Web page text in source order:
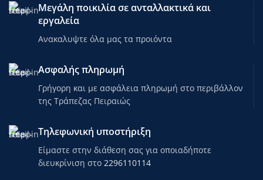
Μεγάλη ποικιλία σε ανταλλακτικά και
εργαλεία
Ανακαλυψτε όλα μας τα προιόντα
Ασφαλής πληρωμή
Γρήγορη και με ασφάλεια πληρωμή στο περιβάλλον
της Τράπεζας Πειραιώς
Τηλεφωνική υποστήριξη
Είμαστε στην διάθεση σας για οποιαδήποτε
διευκρίνιση στο 2296110114